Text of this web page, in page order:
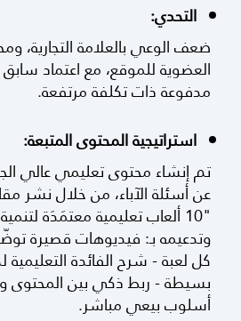
التحدي:
ضعف الوعي بالعلامة التجارية،
العضوية للموقع، مع اعتماد
مدفوعة ذات تكلفة مرتفعة.
استراتيجية المحتوى المتبعة:
تم إنشاء محتوى تعليمي عالي
عن أسئلة الآباء، من خلال نشر
"10 ألعاب تعليمية معتمَدَة
وتدعيمه بـ: فيديوهات قصيرة
كل لعبة - شرح الفائدة
بسيطة - ربط ذكي بين المحتوى
أسلوب بيعي مباشر.